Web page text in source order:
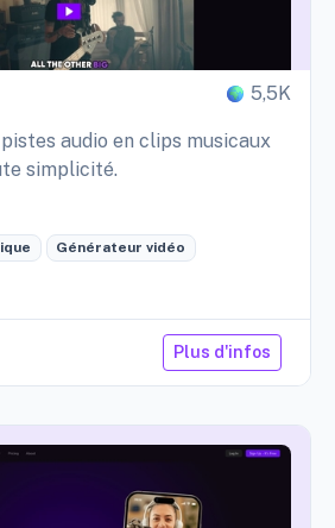
5,5K
audio en clips musicaux
simplicité.
Générateur vidéo
Plus d'infos